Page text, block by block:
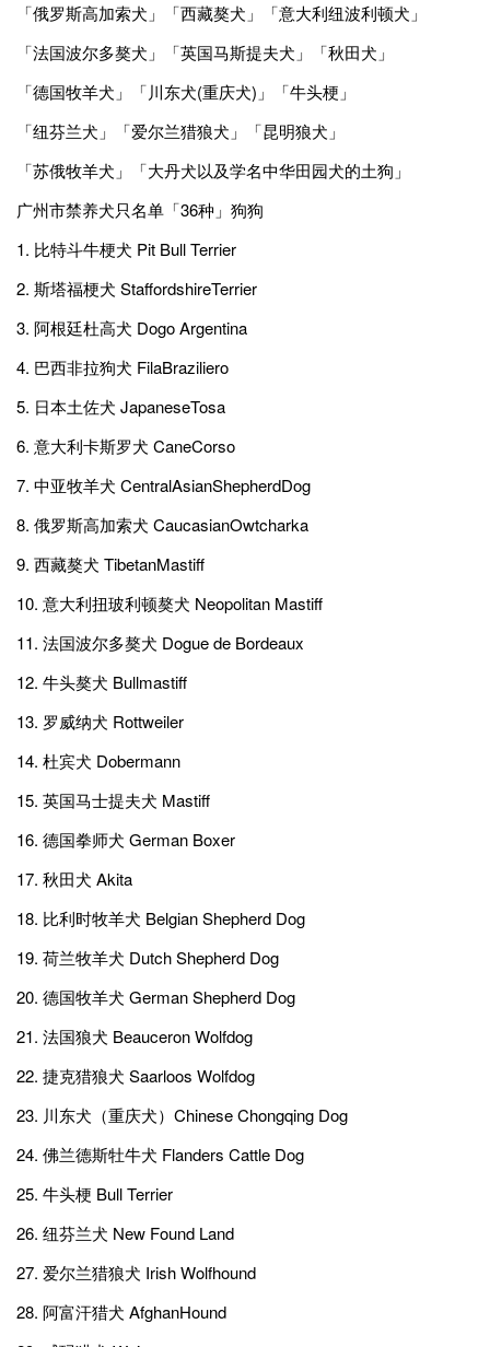
「俄罗斯高加索犬」「西藏獒犬」「意大利纽波利顿犬」
「法国波尔多獒犬」「英国马斯提夫犬」「秋田犬」
「德国牧羊犬」「川东犬(重庆犬)」「牛头梗」
「纽芬兰犬」「爱尔兰猎狼犬」「昆明狼犬」
「苏俄牧羊犬」「大丹犬以及学名中华田园犬的土狗」
广州市禁养犬只名单「36种」狗狗
1. 比特斗牛梗犬 Pit Bull Terrier
2. 斯塔福梗犬 StaffordshireTerrier
3. 阿根廷杜高犬 Dogo Argentina
4. 巴西非拉狗犬 FilaBraziliero
5. 日本土佐犬 JapaneseTosa
6. 意大利卡斯罗犬 CaneCorso
7. 中亚牧羊犬 CentralAsianShepherdDog
8. 俄罗斯高加索犬 CaucasianOwtcharka
9. 西藏獒犬 TibetanMastiff
10. 意大利扭玻利顿獒犬 Neopolitan Mastiff
11. 法国波尔多獒犬 Dogue de Bordeaux
12. 牛头獒犬 Bullmastiff
13. 罗威纳犬 Rottweiler
14. 杜宾犬 Dobermann
15. 英国马士提夫犬 Mastiff
16. 德国拳师犬 German Boxer
17. 秋田犬 Akita
18. 比利时牧羊犬 Belgian Shepherd Dog
19. 荷兰牧羊犬 Dutch Shepherd Dog
20. 德国牧羊犬 German Shepherd Dog
21. 法国狼犬 Beauceron Wolfdog
22. 捷克猎狼犬 Saarloos Wolfdog
23. 川东犬（重庆犬）Chinese Chongqing Dog
24. 佛兰德斯牡牛犬 Flanders Cattle Dog
25. 牛头梗 Bull Terrier
26. 纽芬兰犬 New Found Land
27. 爱尔兰猎狼犬 Irish Wolfhound
28. 阿富汗猎犬 AfghanHound